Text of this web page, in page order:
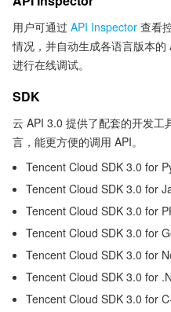
用户可通过 API Inspector 查看
情况，并自动生成各语言版本的
进行在线调试。
SDK
云 API 3.0 提供了配套的开发工
言，能更方便的调用 API。
Tencent Cloud SDK 3.0 for
Tencent Cloud SDK 3.0 for
Tencent Cloud SDK 3.0 for
Tencent Cloud SDK 3.0 for
Tencent Cloud SDK 3.0 for
Tencent Cloud SDK 3.0 for
Tencent Cloud SDK 3.0 for